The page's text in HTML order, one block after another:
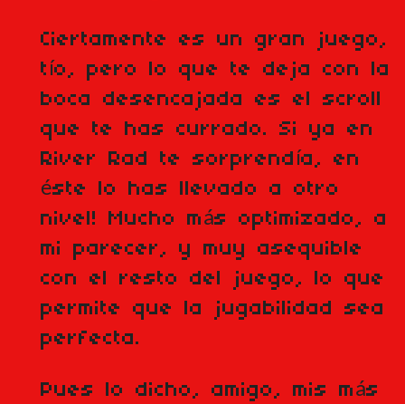
Ciertamente es un gran juego,
tío, pero lo que te deja con la
boca desencajada es el scroll
que te has currado. Si ya en
River Rad te sorprendía, en
éste lo has llevado a otro
nivel! Mucho más optimizado, a
mi parecer, y muy asequible
con el resto del juego, lo que
permite que la jugabilidad sea
perfecta.
Pues lo dicho, amigo, mis más